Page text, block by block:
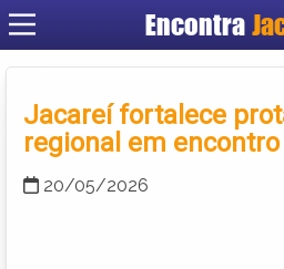
Encontra
Criar
Jacareí fortalece
regional em
20/05/2026